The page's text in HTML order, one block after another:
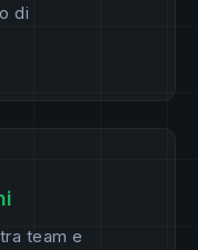
di
team e